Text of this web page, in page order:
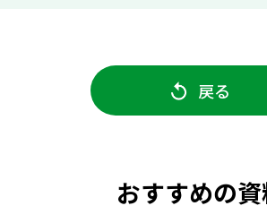
戻る
おすすめの